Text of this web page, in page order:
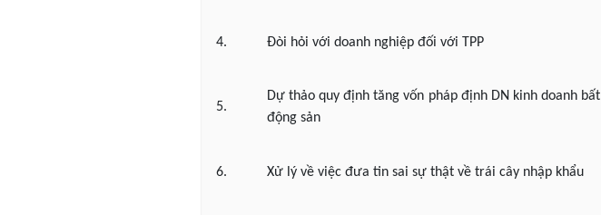
4. Đòi hỏi với doanh nghiệp đối với TPP
5.
Dự thảo quy định tăng vốn pháp định DN kinh doanh bất
động sản
6. Xử lý về việc đưa tin sai sự thật về trái cây nhập khẩu